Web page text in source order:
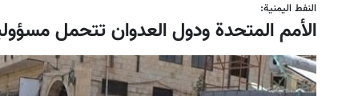
النفط اليمنية:
الأمم المتحدة ودول العدوان تتحمل